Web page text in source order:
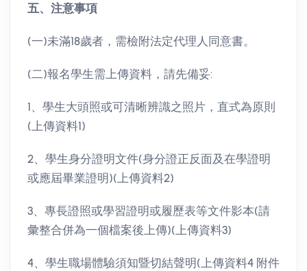
五、注意事項
(一)未滿18歲者，需檢附法定代理人同意書。
(二)報名學生需上傳資料，請先備妥:
1、學生大頭照或可清晰辨識之照片，直式為原則
(上傳資料1)
2、學生身分證明文件(身分證正反面及在學證明
或應屆畢業證明)(上傳資料2)
3、專長證照或學習證明或履歷表等文件影本(請
彙整合併為一個檔案後上傳)(上傳資料3)
4、學生職場體驗須知暨切結聲明(上傳資料4 附件